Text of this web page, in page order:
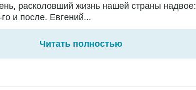
расколовший жизнь нашей страны надвое:
и после. Евгений...
Читать полностью